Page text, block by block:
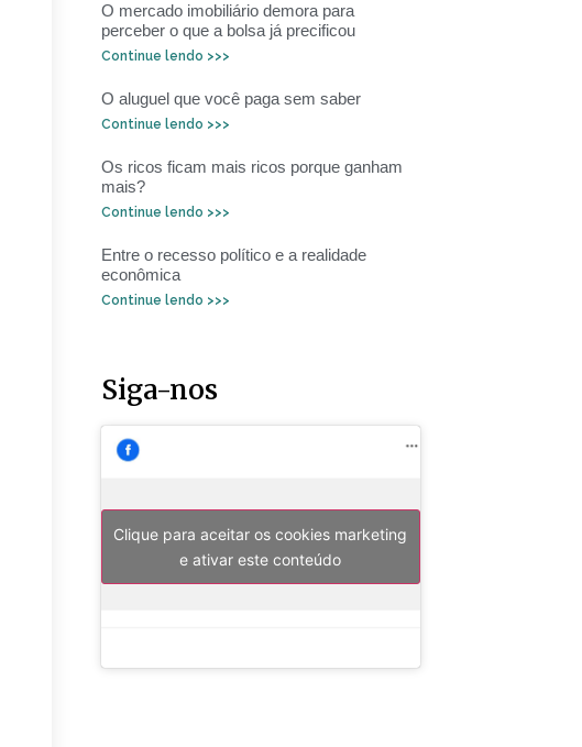
O mercado imobiliário demora para
perceber o que a bolsa já precificou
Continue lendo >>>
O aluguel que você paga sem saber
Continue lendo >>>
Os ricos ficam mais ricos porque ganham
mais?
Continue lendo >>>
Entre o recesso político e a realidade
econômica
Continue lendo >>>
Siga-nos
Clique para aceitar os cookies marketing
e ativar este conteúdo